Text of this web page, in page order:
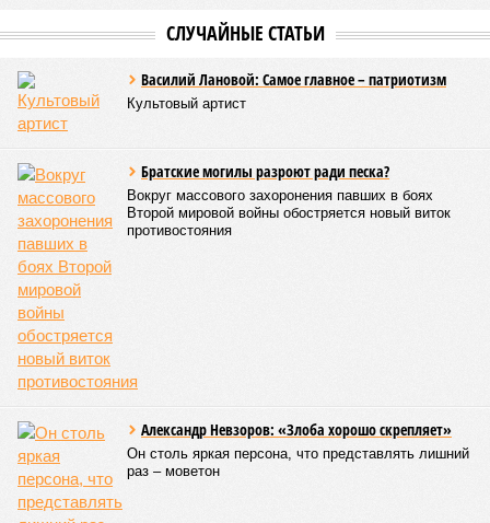
СЛУЧАЙНЫЕ СТАТЬИ
Василий Лановой: Самое главное – патриотизм
Культовый артист
Братские могилы разроют ради песка?
Вокруг массового захоронения павших в боях
Второй мировой войны обостряется новый виток
противостояния
Александр Невзоров: «Злоба хорошо скрепляет»
Он столь яркая персона, что представлять лишний
раз – моветон